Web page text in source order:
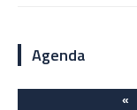
Agenda
«